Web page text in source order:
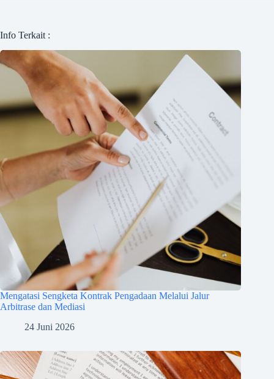
Info Terkait :
Mengatasi Sengketa Kontrak Pengadaan Melalui Jalur
Arbitrase dan Mediasi
24 Juni 2026